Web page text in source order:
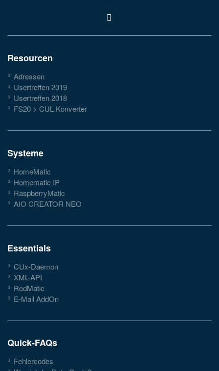
Resourcen
Adressen
Usertreffen 2019
Usertreffen 2018
FS20 > CUL Konverter
Systeme
HomeMatic
Homematic IP
RaspberryMatic
AIO CREATOR NEO
Essentials
CUx-Daemon
XML-API
RedMatic
E-Mail AddOn
Quick-FAQs
Fehlercodes